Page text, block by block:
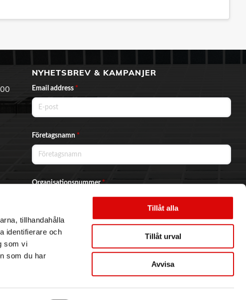
tillhandahålla
identifierare och
som vi
som du har
Tillåt alla
Tillåt urval
Avvisa
NYHETSBREV & KAMPANJER
Email address *
Företagsnamn *
Organisationsnummer*
Ja, jag vill prenumerera på nyhetsbrevet.